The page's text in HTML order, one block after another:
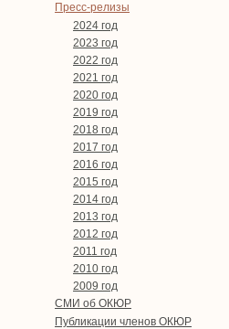
Пресс-релизы
2024 год
2023 год
2022 год
2021 год
2020 год
2019 год
2018 год
2017 год
2016 год
2015 год
2014 год
2013 год
2012 год
2011 год
2010 год
2009 год
СМИ об ОКЮР
Публикации членов ОКЮР